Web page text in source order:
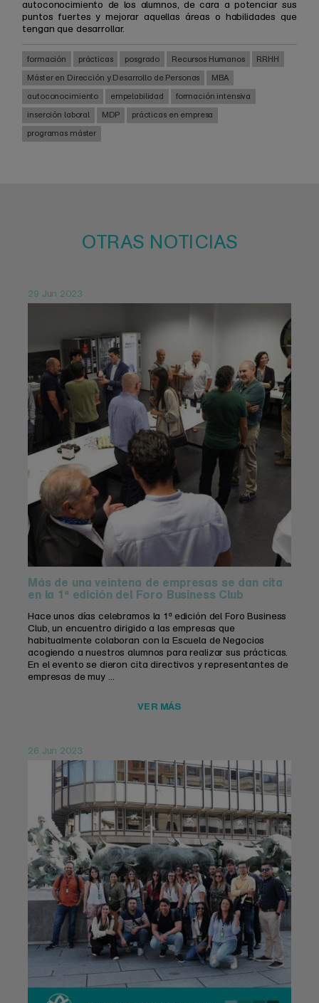
autoconocimiento de los alumnos, de cara a potenciar sus
puntos fuertes y mejorar aquellas áreas o habilidades que
tengan que desarrollar.
formación prácticas posgrado Recursos Humanos
RRHH
Máster en Dirección y Desarrollo de Personas
MBA
autoconocimiento
empelabilidad
formación intensiva
inserción laboral
MDP
prácticas en empresa
programas máster
OTRAS NOTICIAS
29 Jun 2023
Más de una veintena de empresas se dan cita
en la 1ª edición del Foro Business Club
Hace unos días celebramos la 1ª edición del Foro Business
Club, un encuentro dirigido a las empresas que
habitualmente colaboran con la Escuela de Negocios
acogiendo a nuestros alumnos para realizar sus prácticas.
En el evento se dieron cita directivos y representantes de
empresas de muy ...
VER MÁS
26 Jun 2023